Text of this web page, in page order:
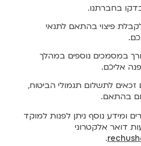
בחברתנו.
פיצוי בהתאם לתנאי
במסמכים נוספים במהלך
אליכם.
לתשלום תגמולי הביטוח,
בהתאם.
ומידע נוסף ניתן לפנות למוקד
דואר אלקטרוני
​.